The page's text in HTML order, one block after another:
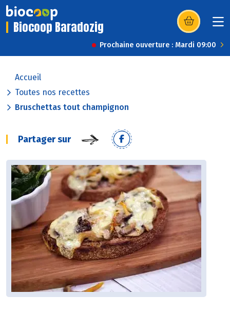
Biocoop Baradozig (s’ouvre dans
Prochaine ouverture : Mardi 09:00
Accueil
Toutes nos recettes
Bruschettas tout champignon
Partager sur